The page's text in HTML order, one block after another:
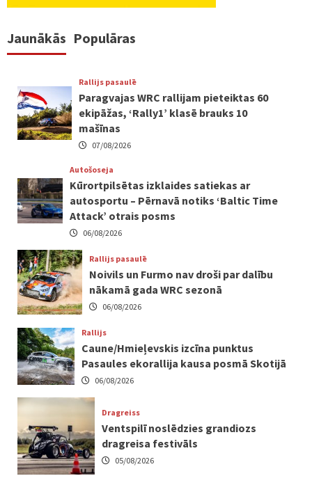
Jaunākās Populāras
Rallijs pasaulē
Paragvajas WRC rallijam pieteiktas 60
ekipāžas, ‘Rally1’ klasē brauks 10
mašīnas
07/08/2026
Autošoseja
Kūrortpilsētas izklaides satiekas ar
autosportu – Pērnavā notiks ‘Baltic Time
Attack’ otrais posms
06/08/2026
Rallijs pasaulē
Noivils un Furmo nav droši par dalību
nākamā gada WRC sezonā
06/08/2026
Rallijs
Caune/Hmieļevskis izcīna punktus
Pasaules ekorallija kausa posmā Skotijā
06/08/2026
Dragreiss
Ventspilī noslēdzies grandiozs
dragreisa festivāls
05/08/2026